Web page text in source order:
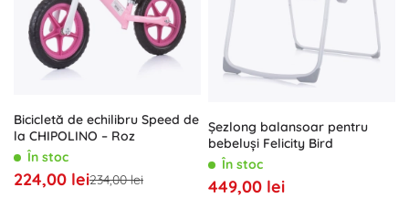
Bicicletă de echilibru Speed de
la CHIPOLINO – Roz
În stoc
224,00 lei234,00 lei
Șezlong balansoar pentru
bebeluși Felicity Bird
În stoc
449,00 lei